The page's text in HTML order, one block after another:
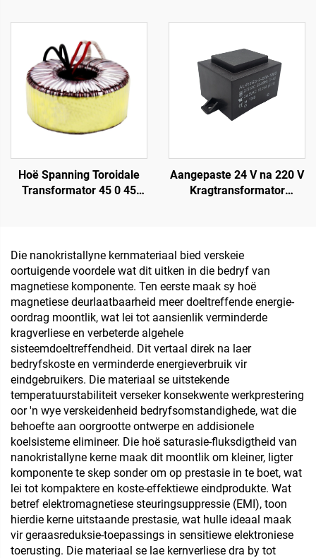
400V Transformator met
110V 220V 240V Ingang
380V 24V 36V Uitgang
50Hz Frekwensie
Versterkers Klas h
Kragversterker
Hoë Spanning Toroidale
Transformator 45 0 45
Aangepaste 24 V na 220 V
Kragtransformator
Ingang
Die nanokristallyne kernmateriaal bied verskeie
oortuigende voordele wat dit uitken in die bedryf van
magnetiese komponente. Ten eerste maak sy hoë
magnetiese deurlaatbaarheid meer doeltreffende energie-
oordrag moontlik, wat lei tot aansienlik verminderde
kragverliese en verbeterde algehele
sisteemdoeltreffendheid. Dit vertaal direk na laer
bedryfskoste en verminderde energieverbruik vir
eindgebruikers. Die materiaal se uitstekende
temperatuurstabiliteit verseker konsekwente werkprestering
oor 'n wye verskeidenheid bedryfsomstandighede, wat die
behoefte aan oorgrootte ontwerpe en addisionele
koelsisteme elimineer. Die hoë saturasie-fluksdigtheid van
nanokristallyne kerne maak dit moontlik om kleiner, ligter
komponente te skep sonder om op prestasie in te boet, wat
lei tot kompaktere en koste-effektiewe eindprodukte. Wat
betref elektromagnetiese steuringsuppressie (EMI), toon
hierdie kerne uitstaande prestasie, wat hulle ideaal maak
vir geraasreduksie-toepassings in sensitiewe elektroniese
toerusting. Die materiaal se lae kernverliese dra by tot